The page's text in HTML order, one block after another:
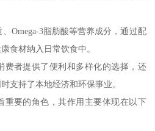
Omega-3脂肪酸等营养成分，通过配
食材纳入日常饮食中。
费者提供了便利和多样化的选择，还
支持了本地经济和环保事业。
重要的角色，其作用主要体现在以下